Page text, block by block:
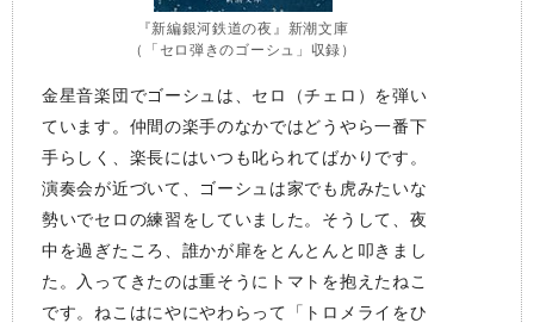
『新編銀河鉄道の夜』新潮文庫
（「セロ弾きのゴーシュ」収録）
金星音楽団でゴーシュは、セロ（チェロ）を弾い
ています。仲間の楽手のなかではどうやら一番下
手らしく、楽長にはいつも叱られてばかりです。
演奏会が近づいて、ゴーシュは家でも虎みたいな
勢いでセロの練習をしていました。そうして、夜
中を過ぎたころ、誰かが扉をとんとんと叩きまし
た。入ってきたのは重そうにトマトを抱えたねこ
です。ねこはにやにやわらって「トロメライをひ